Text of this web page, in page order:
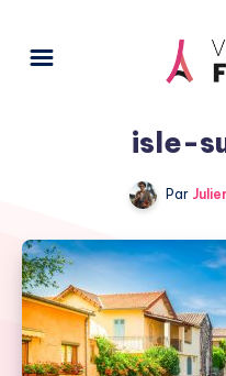
isle-
Par